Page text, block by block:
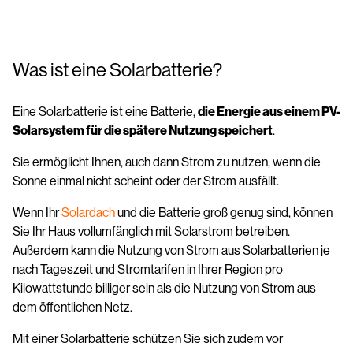
Was ist eine Solarbatterie?
Eine Solarbatterie ist eine Batterie,die Energie aus einem PV-
Solarsystem für die spätere Nutzung speichert.
Sie ermöglicht Ihnen, auch dann Strom zu nutzen, wenn die
Sonne einmal nicht scheint oder der Strom ausfällt.
Wenn IhrSolardachund die Batterie groß genug sind, können
Sie Ihr Haus vollumfänglich mit Solarstrom betreiben.
Außerdem kann die Nutzung von Strom aus Solarbatterien je
nach Tageszeit und Stromtarifen in Ihrer Region pro
Kilowattstunde billiger sein als die Nutzung von Strom aus
dem öffentlichen Netz.
Mit einer Solarbatterie schützen Sie sich zudem vor